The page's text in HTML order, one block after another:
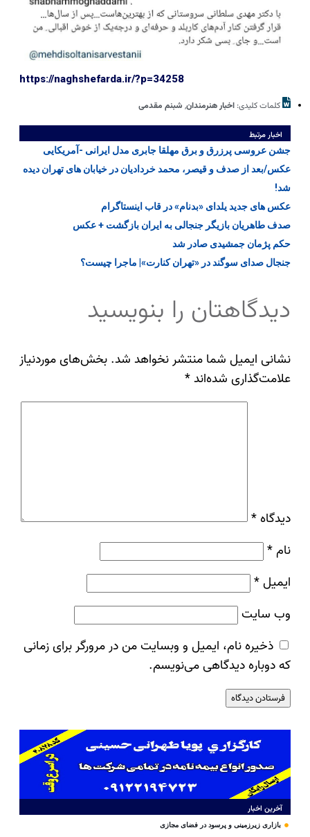
https://naghshefarda.ir/?p=34258
کلمات کلیدی: اخبار هنرمندان, شبنم مقدمی
اخبار مرتبط
جشن عروسی پرزرق و برق مهلقا جابری مدل ایرانی -آمریکایی
عکس/بعد از صدف و قیصر، محمد خردادیان در خیابان های تهران دیده
شد!
عکس های جدید یلدای «بدنام» در قاب اینستاگرام
صدف طاهریان بازیگر جنجالی به ایران بازگشت + عکس
حکم پژمان جمشیدی صادر شد
جنجال صدای سوگند در «تهران کنارت»| ماجرا چیست؟
دیدگاهتان را بنویسید
نشانی ایمیل شما منتشر نخواهد شد. بخش‌های موردنیاز
علامت‌گذاری شده‌اند*
دیدگاه *
نام*
ایمیل*
وب‌ سایت
ذخیره نام، ایمیل و وبسایت من در مرورگر برای زمانی
که دوباره دیدگاهی می‌نویسم.
آخرین اخبار
بازاری زیرزمینی و پرسود در فضای مجازی